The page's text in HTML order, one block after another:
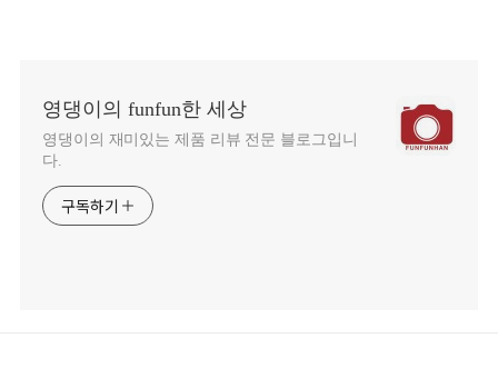
영댕이의 funfun한 세상
영댕이의 재미있는 제품 리뷰 전문 블로그입니
다.
구독하기